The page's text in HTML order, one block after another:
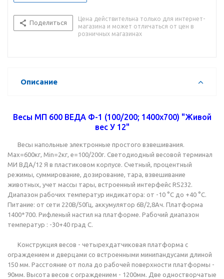
Поделиться
Цена действительна только для интернет-
магазина и может отличаться от цен в
розничных магазинах
Описание
Весы МП 600 ВЕДА Ф-1 (100/200; 1400х700) "Живой
вес У 12"
Весы напольные электронные простого взвешивания.
Мах=600кг, Min=2кг, е=100/200г. Светодиодный весовой терминал
МИ ВДА/12 Я в пластиковом корпусе. Счетный, процентный
режимы, суммирование, дозирование, тара, взвешивание
животных, учет массы тары, встроенный интерфейс RS232.
Диапазон рабочих температур индикатора: от -10 °С до +40 °С.
Питание: от сети 220В/50Гц, аккумулятор 6В/2,8Ач. Платформа
1400*700. Рифленый настил на платформе. Рабочий диапазон
температур : -30+40 град С.
Конструкция весов - четырехдатчиковая платформа с
ограждением и дверцами со встроенными минипандусами длиной
150 мм. Расстояние от пола до рабочей поверхности платформы -
90мм. Высота весов с ограждением - 1200мм. Две одностворчатые